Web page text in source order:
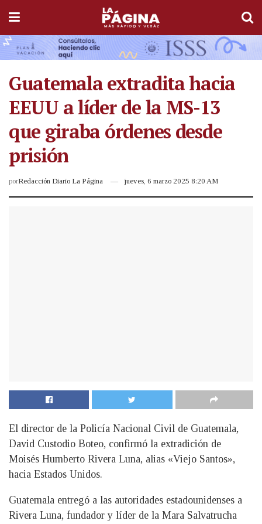
Guatemala extradita hacia
EEUU a líder de la MS-13
que giraba órdenes desde
prisión
porRedacción Diario La Página jueves, 6 marzo 2025 8:20 AM
El director de la Policía Nacional Civil de Guatemala,
David Custodio Boteo, confirmó la extradición de
Moisés Humberto Rivera Luna, alias «Viejo Santos»,
hacia Estados Unidos.
Guatemala entregó a las autoridades estadounidenses a
Rivera Luna, fundador y líder de la Mara Salvatrucha